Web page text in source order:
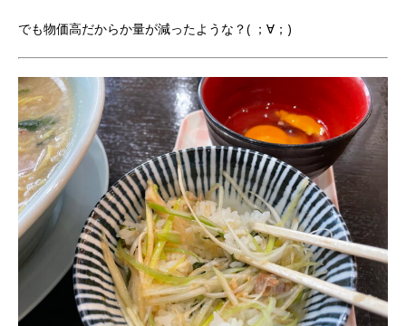
でも物価高だからか量が減ったような？( ；∀；)